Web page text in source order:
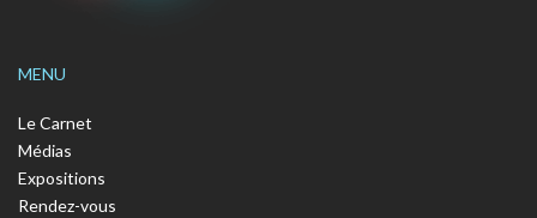
MENU
Le Carnet
Médias
Expositions
Rendez-vous